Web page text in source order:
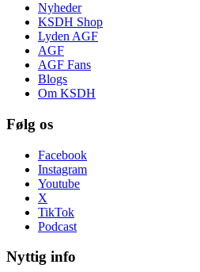
Nyheder
KSDH Shop
Lyden AGF
AGF
AGF Fans
Blogs
Om KSDH
Følg os
Facebook
Instagram
Youtube
X
TikTok
Podcast
Nyttig info